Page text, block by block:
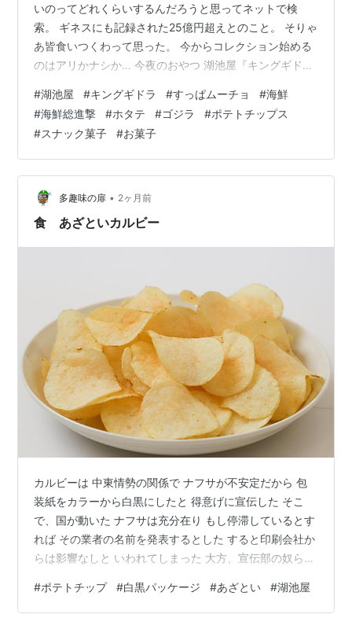
いのってどれくらいするんだろうと思ってネットで検
索。 ギネスにも記録された25億円超えとのこと。 そりゃ
あ皆食いつくわって思った。 今からコレクション始める
のはアリかナシか… 今夜のおやつ 湖池屋『キングギドラ
見、よく分からない味のすっぱムーチョがスーパーに並
んでいました。 取り敢えずブログにしておけば話題にな
っちゃうかな的な感覚で買ってしまいました。 ブログを
やっていなければ買ってないと思います。 （言い切っち
ゃった…） 『キングギドラVSすっぱムーチョ 海鮮総進
撃』はすっぱムーチョの爽快…
#湖池屋 #キングギドラ #すっぱムーチョ #海鮮
#海鮮総進撃 #ホタテ #ゴジラ #ポテトチップス
#スナック菓子 #お菓子
多趣味の扉 • 2ヶ月前
食 あざといカルビー
カルビーは 中東情勢の関係で ナフサが不安定だから 包
装紙をカラーから白黒にしたと 得意げに宣伝した そこ
で、国が動いた ナフサは充分在り もし停滞しているとす
れば その業者の名前を発表するとした すると印刷会社か
らは影響なしと いわれてしまった 大方、宣伝部の奴らが
できるから 一石二鳥だーなんて 盛り上がっていたろう
白黒にするなら 印刷代が安くなるので 販売価格を下げな
#ポテトチップ #白黒パッケージ #あざとい #湖池屋